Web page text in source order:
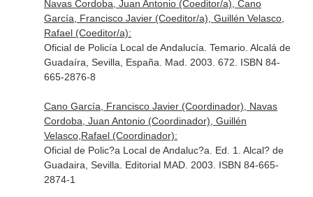
Navas Cordoba, Juan Antonio (Coeditor/a), Cano
García, Francisco Javier (Coeditor/a), Guillén Velasco,
Rafael (Coeditor/a):
Oficial de Policía Local de Andalucía. Temario. Alcalá de
Guadaíra, Sevilla, España. Mad. 2003. 672. ISBN 84-
665-2876-8
Cano García, Francisco Javier (Coordinador), Navas
Cordoba, Juan Antonio (Coordinador), Guillén
Velasco,Rafael (Coordinador):
Oficial de Polic?a Local de Andaluc?a. Ed. 1. Alcal? de
Guadaira, Sevilla. Editorial MAD. 2003. ISBN 84-665-
2874-1